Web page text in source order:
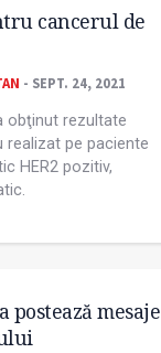
cancerul de
- SEPT. 24, 2021
obţinut rezultate
pe paciente
HER2 pozitiv,
postează mesaje